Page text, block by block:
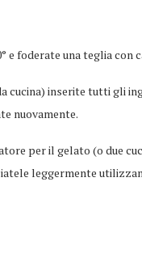
e foderate una teglia con
cucina) inserite tutti gli
nuovamente.
per il gelato (o due
leggermente